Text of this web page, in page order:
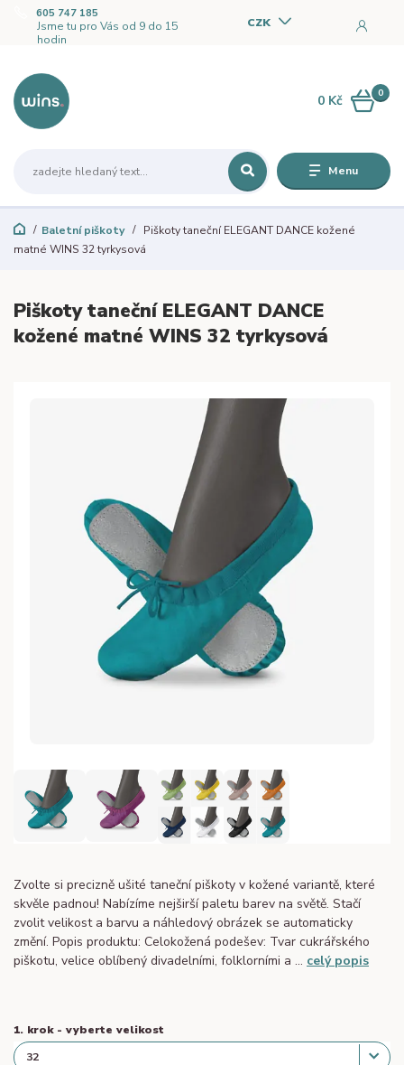
Menu
CZK
605 747 185
Jsme tu pro Vás od 9 do 15
hodin
0
0 Kč
Baletní piškoty
Piškoty taneční ELEGANT DANCE kožené
matné WINS 32 tyrkysová
Piškoty taneční ELEGANT DANCE
kožené matné WINS 32 tyrkysová
Zvolte si precizně ušité taneční piškoty v kožené variantě, které
skvěle padnou! Nabízíme nejširší paletu barev na světě. Stačí
zvolit velikost a barvu a náhledový obrázek se automaticky
změní. Popis produktu: Celokožená podešev: Tvar cukrářského
piškotu, velice oblíbený divadelními, folklorními a ... celý popis
1. krok - vyberte velikost